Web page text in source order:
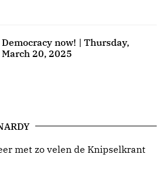
Democracy now! | Thursday,
March 20, 2025
met zo velen de Knipselkrant